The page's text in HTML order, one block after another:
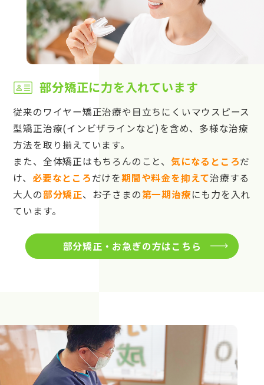
部分矯正に力を入れています
従来のワイヤー矯正治療や目立ちにくいマウスピース
型矯正治療(インビザラインなど)を含め、多様な治療
方法を取り揃えています。
また、全体矯正はもちろんのこと、 気になるところだ
け、 必要なところだけを期間や料金を抑えて治療する
大人の部分矯正、お子さまの第一期治療にも力を入れ
ています。
部分矯正・お急ぎの方はこちら